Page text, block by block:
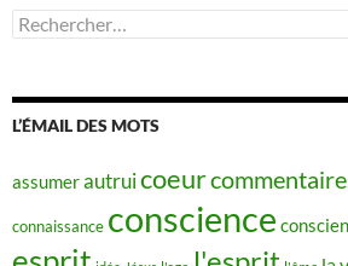
Rechercher :
L’ÉMAIL DES MOTS
assumerautruicoeur
connaissance conscience